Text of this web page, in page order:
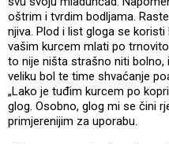
oštrim i tvrdim bodljama.
njiva. Plod i list gloga se
vašim kurcem mlati po
to nije ništa strašno niti bolno,
veliku bol te time shvaćanje
„Lako je tuđim kurcem po
glog. Osobno, glog mi se čini
primjerenijim za uporabu.